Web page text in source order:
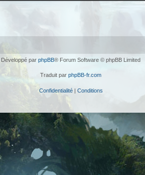
Développé par phpBB® Forum Software © phpBB Limited
Traduit par phpBB-fr.com
Confidentialité| Conditions